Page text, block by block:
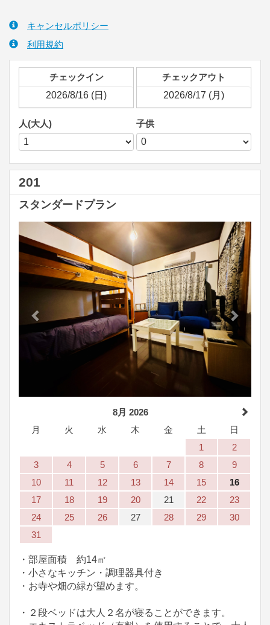
キャンセルポリシー
利用規約
チェックイン チェックアウト
人(大人) 子供
201
スタンダードプラン
Previous Next
8月 2026
月
火 水 木 金 土
日
1
2
3
4 5 6 7 8
9
10
11 12 13 14 15
16
17
18 19 20 21 22
23
24
25 26 27 28 29
30
31
・部屋面積 約14㎡
・小さなキッチン・調理器具付き
・お寺や畑の緑が望めます。
・２段ベッドは大人２名が寝ることができます。